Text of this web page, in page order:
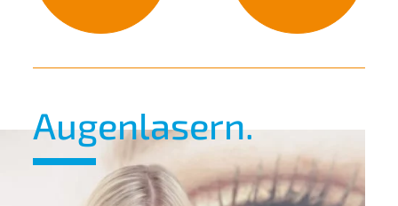
Augenlasern.